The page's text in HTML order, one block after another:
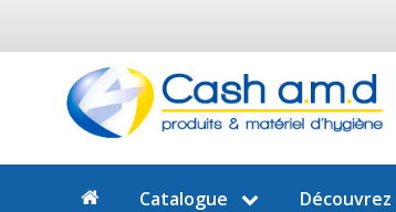
Catalogue Découvrez